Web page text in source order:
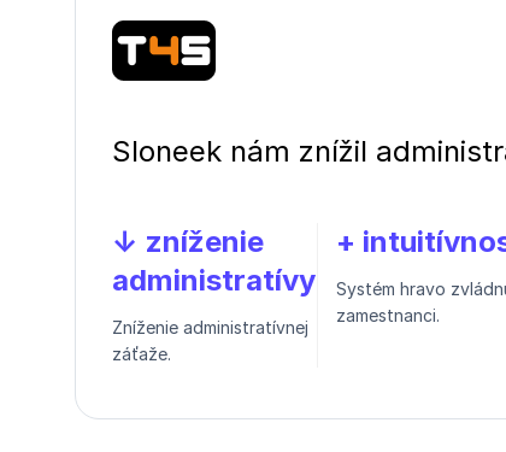
Sloneek nám znížil
↓ zníženie
administratívy
Zníženie administratívnej
záťaže.
+
Systém hravo
zamestnanci.